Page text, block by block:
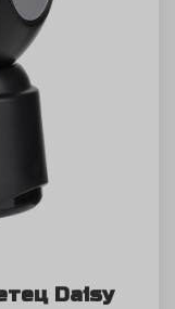
Daisy